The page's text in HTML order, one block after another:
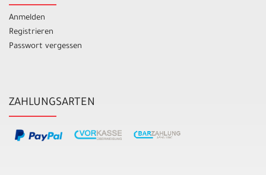
Anmelden
Registrieren
Passwort vergessen
ZAHLUNGSARTEN